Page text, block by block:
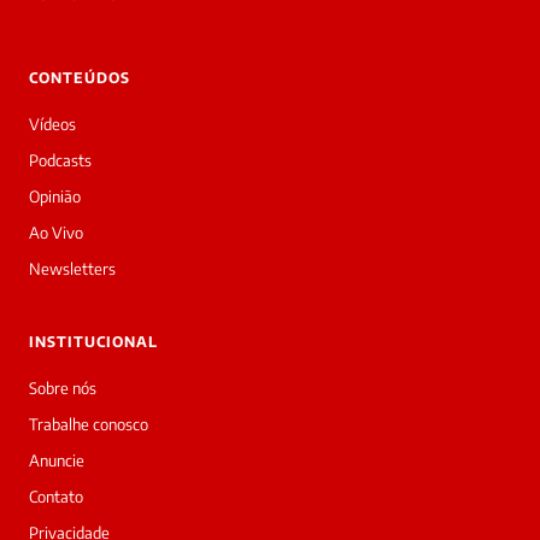
Boa
Sou
a
daqui
do
Prime.
Ewerton
Geniseli
acabou
de
essa
matéria
CONTEÚDOS
Vídeos
Podcasts
Opinião
Ao Vivo
Newsletters
INSTITUCIONAL
Sobre nós
Trabalhe conosco
Anuncie
Contato
Privacidade